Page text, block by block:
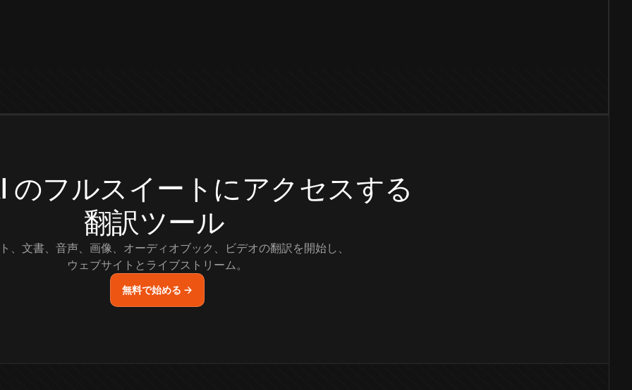
のフルスイートにアクセスする
翻訳ツール
、文書、音声、画像、オーディオブック、ビデオの翻訳を開始し、
ウェブサイトとライブストリーム。
無料で始める →